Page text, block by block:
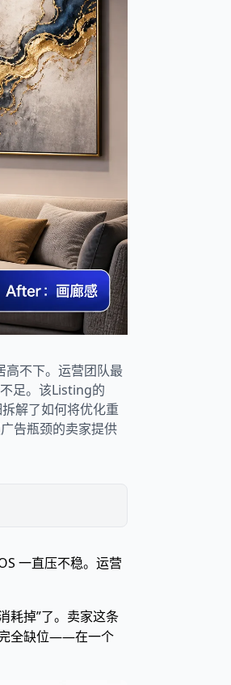
高不下。运营团队最
足。该Listing的
解了如何将优化重
告瓶颈的卖家提供
一直压不稳。运营
耗掉”了。卖家这条
完全缺位——在一个